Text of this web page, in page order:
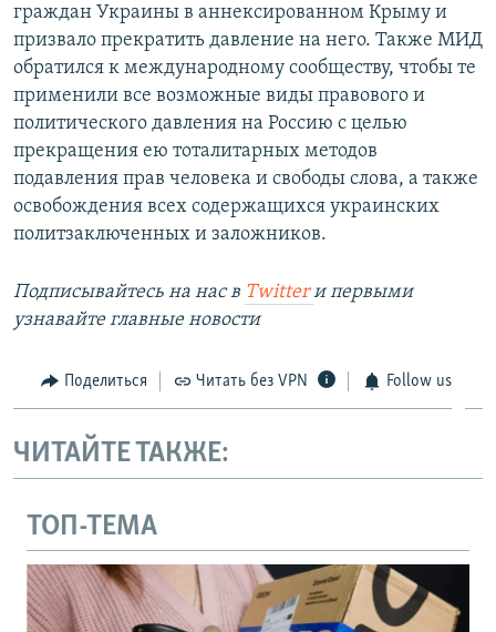
граждан Украины в аннексированном Крыму и
призвало прекратить давление на него. Также МИД
обратился к международному сообществу, чтобы те
применили все возможные виды правового и
политического давления на Россию с целью
прекращения ею тоталитарных методов
подавления прав человека и свободы слова, а также
освобождения всех содержащихся украинских
политзаключенных и заложников.
Подписывайтесь на наc в Twitterи первыми
узнавайте главные новости
Поделиться Читать без VPN Follow us
ЧИТАЙТЕ ТАКЖЕ:
ТОП-ТЕМА